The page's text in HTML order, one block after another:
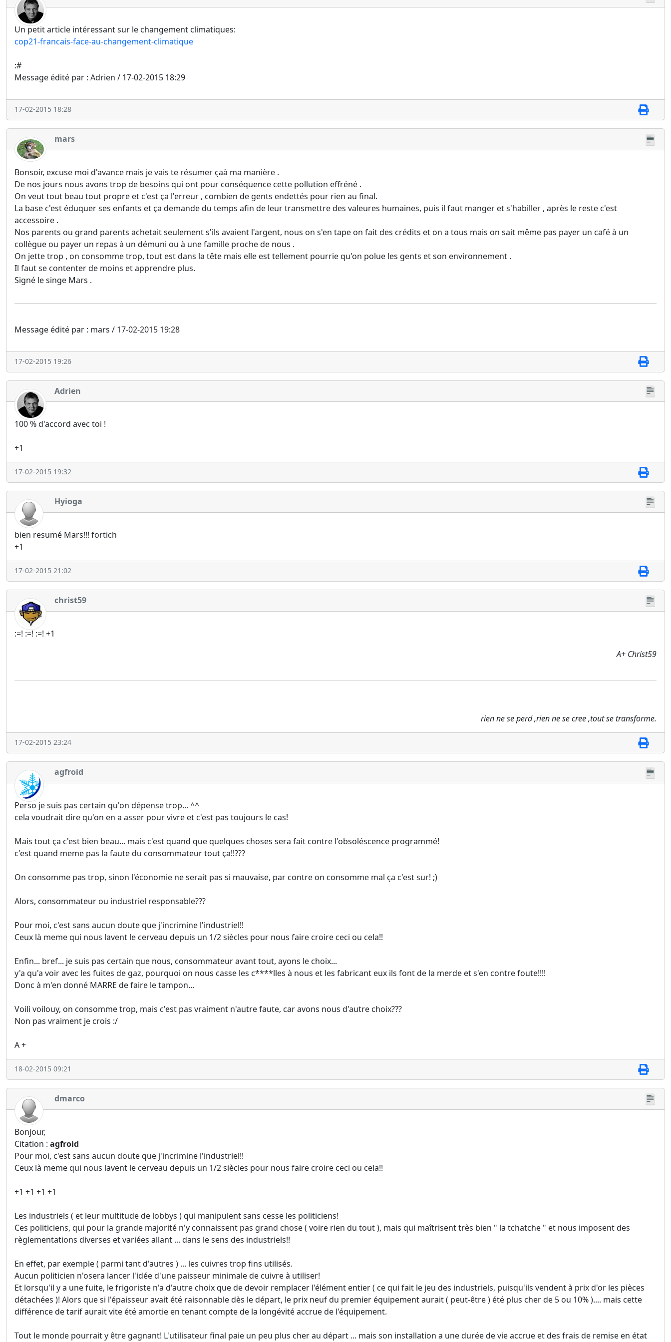
Un petit article intéressant sur le changement climatiques:
cop21-francais-face-au-changement-climatique
:#
Message édité par : Adrien / 17-02-2015 18:29
17-02-2015 18:28
mars
Bonsoir, excuse moi d'avance mais je vais te résumer çaà ma manière .
De nos jours nous avons trop de besoins qui ont pour conséquence cette pollution effréné .
On veut tout beau tout propre et c'est ça l'erreur , combien de gents endettés pour rien au final.
La base c'est éduquer ses enfants et ça demande du temps afin de leur transmettre des valeures humaines, puis il faut manger et s'habiller , après le reste c'est
accessoire .
Nos parents ou grand parents achetait seulement s'ils avaient l'argent, nous on s'en tape on fait des crédits et on a tous mais on sait même pas payer un café à un
collègue ou payer un repas à un démuni ou à une famille proche de nous .
On jette trop , on consomme trop, tout est dans la tête mais elle est tellement pourrie qu'on polue les gents et son environnement .
Il faut se contenter de moins et apprendre plus.
Signé le singe Mars .
Message édité par : mars / 17-02-2015 19:28
17-02-2015 19:26
Adrien
100 % d'accord avec toi !
+1
17-02-2015 19:32
Hyioga
bien resumé Mars!!! fortich
+1
17-02-2015 21:02
christ59
:=! :=! :=! +1
A+ Christ59
rien ne se perd ,rien ne se cree ,tout se transforme.
17-02-2015 23:24
agfroid
Perso je suis pas certain qu'on dépense trop... ^^
cela voudrait dire qu'on en a asser pour vivre et c'est pas toujours le cas!
Mais tout ça c'est bien beau... mais c'est quand que quelques choses sera fait contre l'obsoléscence programmé!
c'est quand meme pas la faute du consommateur tout ça!!???
On consomme pas trop, sinon l'économie ne serait pas si mauvaise, par contre on consomme mal ça c'est sur! ;)
Alors, consommateur ou industriel responsable???
Pour moi, c'est sans aucun doute que j'incrimine l'industriel!!
Ceux là meme qui nous lavent le cerveau depuis un 1/2 siècles pour nous faire croire ceci ou cela!!
Enfin... bref... je suis pas certain que nous, consommateur avant tout, ayons le choix...
y'a qu'a voir avec les fuites de gaz, pourquoi on nous casse les c****lles à nous et les fabricant eux ils font de la merde et s'en contre foute!!!!
Donc à m'en donné MARRE de faire le tampon...
Voili voilouy, on consomme trop, mais c'est pas vraiment n'autre faute, car avons nous d'autre choix???
Non pas vraiment je crois :/
A +
18-02-2015 09:21
dmarco
Bonjour,
Citation : agfroid
Pour moi, c'est sans aucun doute que j'incrimine l'industriel!!
Ceux là meme qui nous lavent le cerveau depuis un 1/2 siècles pour nous faire croire ceci ou cela!!
+1 +1 +1 +1
Les industriels ( et leur multitude de lobbys ) qui manipulent sans cesse les politiciens!
Ces politiciens, qui pour la grande majorité n'y connaissent pas grand chose ( voire rien du tout ), mais qui maîtrisent très bien " la tchatche " et nous imposent des
règlementations diverses et variées allant ... dans le sens des industriels!!
En effet, par exemple ( parmi tant d'autres ) ... les cuivres trop fins utilisés.
Aucun politicien n'osera lancer l'idée d'une paisseur minimale de cuivre à utiliser!
Et lorsqu'il y a une fuite, le frigoriste n'a d'autre choix que de devoir remplacer l'élément entier ( ce qui fait le jeu des industriels, puisqu'ils vendent à prix d'or les pièces
détachées )! Alors que si l'épaisseur avait été raisonnable dès le départ, le prix neuf du premier équipement aurait ( peut-être ) été plus cher de 5 ou 10% ).... mais cette
différence de tarif aurait vite été amortie en tenant compte de la longévité accrue de l'équipement.
Tout le monde pourrait y être gagnant! L'utilisateur final paie un peu plus cher au départ ... mais son installation a une durée de vie accrue et des frais de remise en état